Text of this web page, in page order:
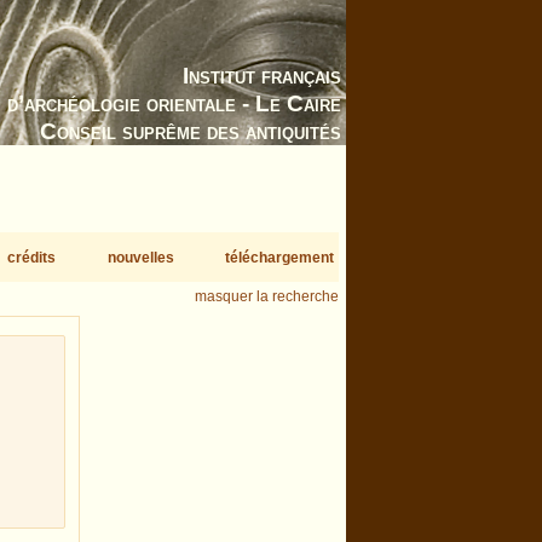
Institut français
d’archéologie orientale - Le Caire
Conseil suprême des antiquités
crédits nouvelles téléchargement
masquer la recherche